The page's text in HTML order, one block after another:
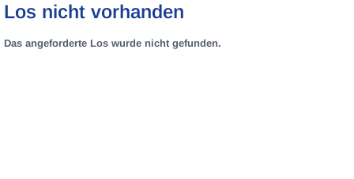
Los nicht vorhanden
Das angeforderte Los wurde nicht gefunden.